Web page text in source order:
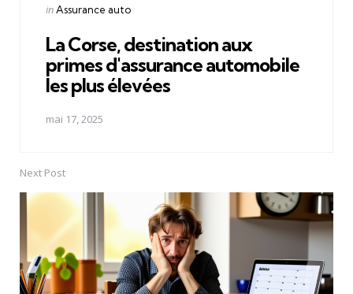
Posted
inAssurance auto
La Corse, destination aux
primes d'assurance automobile
les plus élevées
mai 17, 2025
Next Post